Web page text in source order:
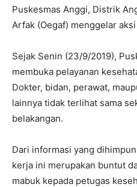
Puskesmas Anggi, Distrik
Arfak (Oegaf) menggelar
Sejak Senin (23/9/2019),
membuka pelayanan
Dokter, bidan, perawat,
lainnya tidak terlihat sama
belakangan.
Dari informasi yang
kerja ini merupakan buntut
mabuk kepada petugas